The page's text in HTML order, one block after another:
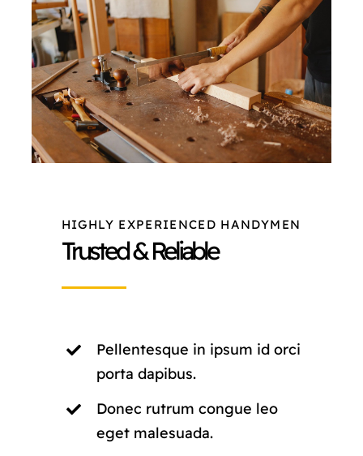
NORMAS ISO
CATÁLOGO
TIENDA
HIGHLY EXPERIENCED HANDYMEN
Trusted & Reliable
Pellentesque in ipsum id orci
porta dapibus.
Donec rutrum congue leo
eget malesuada.